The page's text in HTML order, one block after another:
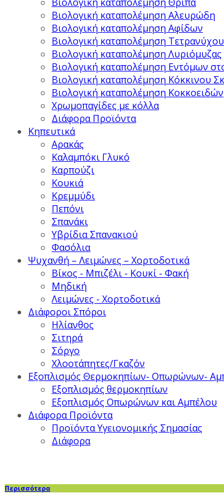
Βιολογική καταπολέμηση Αλευρώδη
Βιολογική καταπολέμηση Αφίδων
Βιολογική καταπολέμηση Τετρανύχου
Βιολογική καταπολέμηση Λυριόμυζας
Βιολογική καταπολέμηση Εντόμων
Βιολογική καταπολέμηση Κόκκινου
Βιολογική καταπολέμηση Κοκκοειδών
Χρωμοπαγίδες με κόλλα
Διάφορα Προϊόντα
Κηπευτικά
Αρακάς
Καλαμπόκι Γλυκό
Καρπούζι
Κουκιά
Κρεμμύδι
Πεπόνι
Σπανάκι
Υβρίδια Σπανακιού
Φασόλια
Ψυχανθή – Λειμώνες – Χορτοδοτικά
Βίκος - Μπιζέλι - Κουκί - Φακή
Μηδική
Λειμώνες - Χορτοδοτικά
Διάφοροι Σπόροι
Ηλίανθος
Σιτηρά
Σόργο
Χλοοτάπητες/Γκαζόν
Εξοπλισμός Θερμοκηπίων- Οπωρώνων-
Εξοπλισμός θερμοκηπίων
Εξοπλισμός Οπωρώνων και Αμπέλου
Διάφορα Προϊόντα
Προϊόντα Υγειονομικής Σημασίας
Διάφορα
Περισσότερα